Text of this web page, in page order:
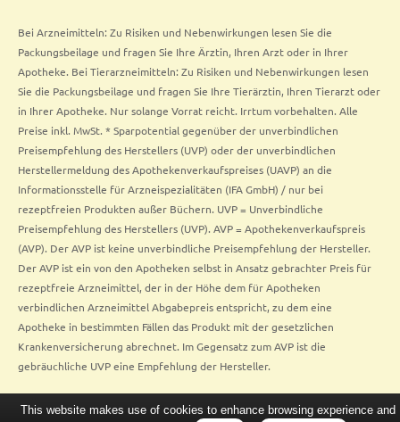
Bei Arzneimitteln: Zu Risiken und Nebenwirkungen lesen Sie die
Packungsbeilage und fragen Sie Ihre Ärztin, Ihren Arzt oder in Ihrer
Apotheke. Bei Tierarzneimitteln: Zu Risiken und Nebenwirkungen lesen
Sie die Packungsbeilage und fragen Sie Ihre Tierärztin, Ihren Tierarzt oder
in Ihrer Apotheke. Nur solange Vorrat reicht. Irrtum vorbehalten. Alle
Preise inkl. MwSt. * Sparpotential gegenüber der unverbindlichen
Preisempfehlung des Herstellers (UVP) oder der unverbindlichen
Herstellermeldung des Apothekenverkaufspreises (UAVP) an die
Informationsstelle für Arzneispezialitäten (IFA GmbH) / nur bei
rezeptfreien Produkten außer Büchern. UVP = Unverbindliche
Preisempfehlung des Herstellers (UVP). AVP = Apothekenverkaufspreis
(AVP). Der AVP ist keine unverbindliche Preisempfehlung der Hersteller.
Der AVP ist ein von den Apotheken selbst in Ansatz gebrachter Preis für
rezeptfreie Arzneimittel, der in der Höhe dem für Apotheken
verbindlichen Arzneimittel Abgabepreis entspricht, zu dem eine
Apotheke in bestimmten Fällen das Produkt mit der gesetzlichen
Krankenversicherung abrechnet. Im Gegensatz zum AVP ist die
gebräuchliche UVP eine Empfehlung der Hersteller.
This website makes use of cookies to enhance browsing experience and